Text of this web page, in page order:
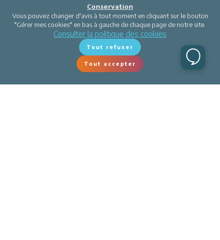
- Le Grand Pic -(27m²) - GRP318
Professionnel • Agence
Afficher la carte
Les prestations de conciergerie
Conservation
Vous pouvez changer d'avis à tout moment en cliquant sur le bouton
"Gérer mes cookies" en bas à gauche de chaque page de notre site.
Consulter la politique des cookies
Tout refuser
Tout accepter